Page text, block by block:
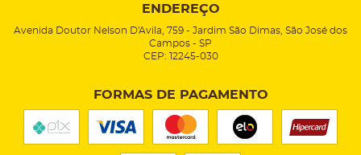
ENDEREÇO
Avenida Doutor Nelson D'Avila, 759 - Jardim São Dimas, São José dos
Campos - SP
CEP: 12245-030
FORMAS DE PAGAMENTO